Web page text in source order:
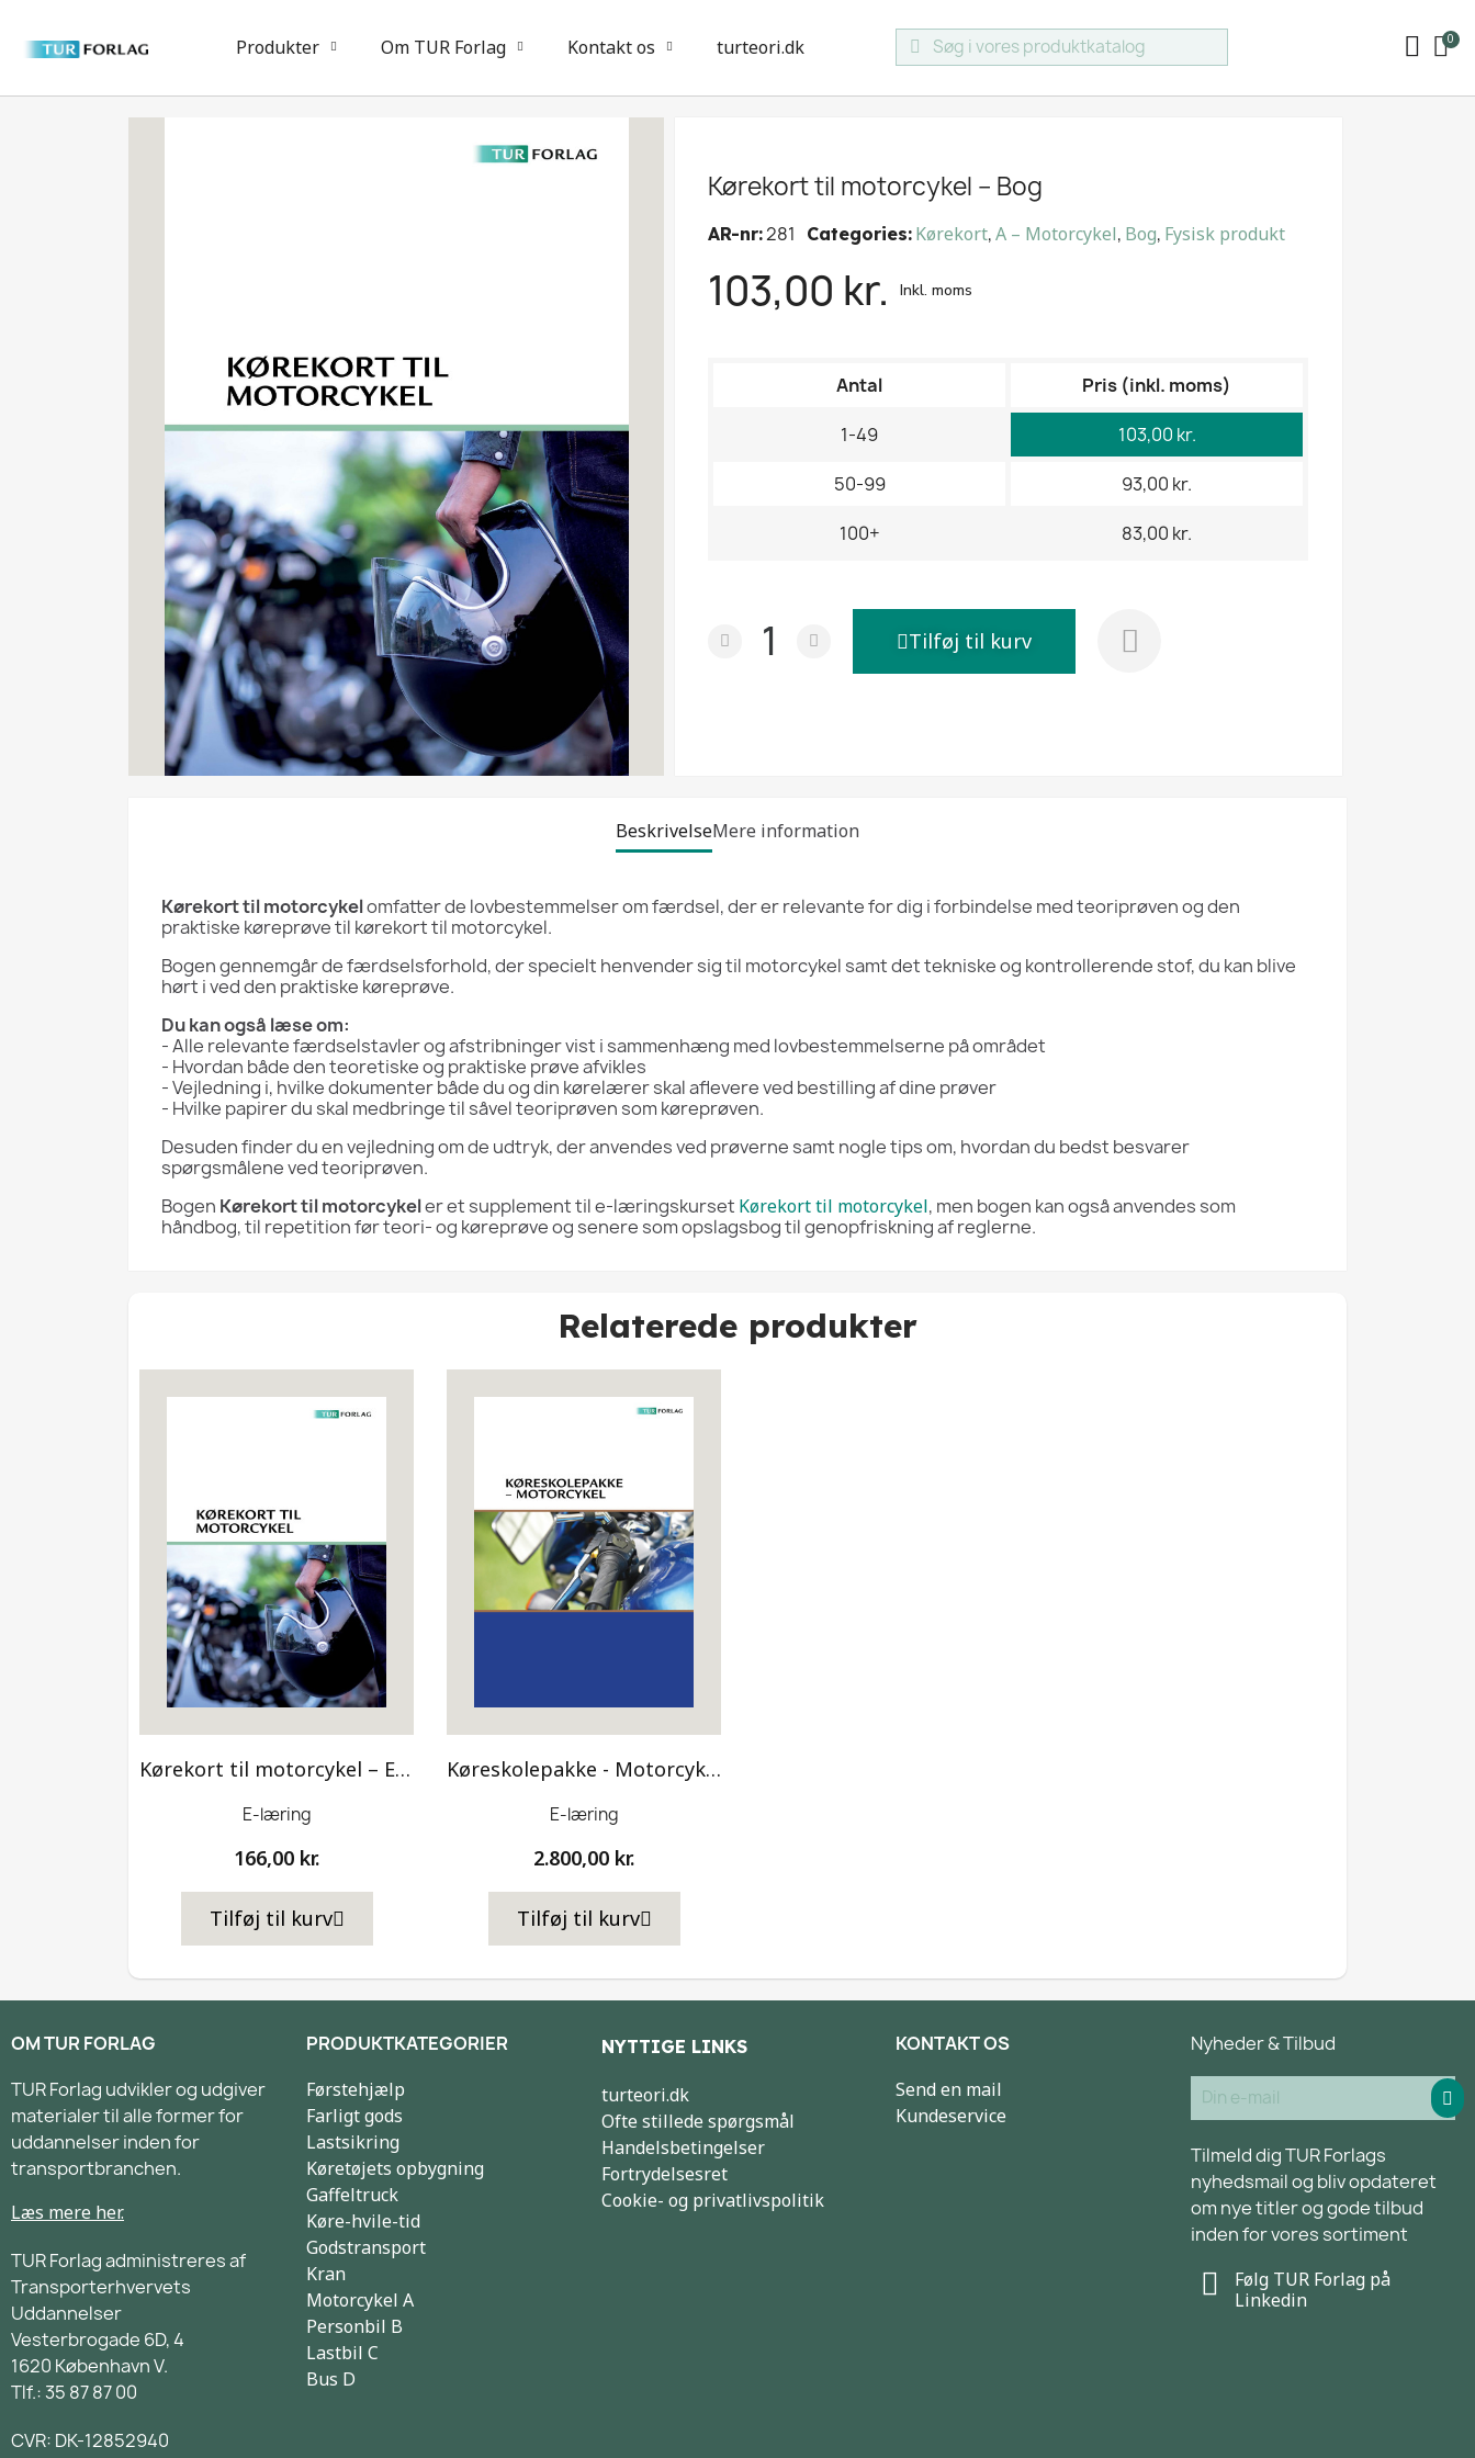
Produkter Om TUR Forlag Kontakt os turteori.dk
Kørekort til motorcykel – Bog
AR-nr 281 Categories Kørekort,A – Motorcykel, Bog, Fysisk produkt
103,00 kr. Inkl. moms
Antal Pris (inkl. moms)
1-49 103,00 kr.
50-99 93,00 kr.
100+ 83,00 kr.
Tilføj til kurv
BeskrivelseMere information
Kørekort til motorcykelomfatter de lovbestemmelser om færdsel, der er relevante for dig i forbindelse med teoriprøven og den
praktiske køreprøve til kørekort til motorcykel.
Bogen gennemgår de færdselsforhold, der specielt henvender sig til motorcykel samt det tekniske og kontrollerende stof, du kan blive
hørt i ved den praktiske køreprøve.
Du kan også læse om:
- Alle relevante færdselstavler og afstribninger vist i sammenhæng med lovbestemmelserne på området
- Hvordan både den teoretiske og praktiske prøve afvikles
- Vejledning i, hvilke dokumenter både du og din kørelærer skal aflevere ved bestilling af dine prøver
- Hvilke papirer du skal medbringe til såvel teoriprøven som køreprøven.
Desuden finder du en vejledning om de udtryk, der anvendes ved prøverne samt nogle tips om, hvordan du bedst besvarer
spørgsmålene ved teoriprøven.
Bogen Kørekort til motorcykeler et supplement til e-læringskurset Kørekort til motorcykel, men bogen kan også anvendes som
håndbog, til repetition før teori- og køreprøve og senere som opslagsbog til genopfriskning af reglerne.
Relaterede produkter
Kørekort til motorcykel – E-læring
E-læring
166,00 kr.
Tilføj til kurv
Køreskolepakke - Motorcykel
E-læring
2.800,00 kr.
Tilføj til kurv
OM TUR FORLAG
TUR Forlag udvikler og udgiver
materialer til alle former for
uddannelser inden for
transportbranchen.
Læs mere her.
TUR Forlag administreres af
Transporterhvervets
Uddannelser
Vesterbrogade 6D, 4
1620 København V.
Tlf.: 35 87 87 00
CVR: DK-12852940
PRODUKTKATEGORIER
Førstehjælp
Farligt gods
Lastsikring
Køretøjets opbygning
Gaffeltruck
Køre-hvile-tid
Godstransport
Kran
Motorcykel A
Personbil B
Lastbil C
Bus D
NYTTIGE LINKS
turteori.dk
Ofte stillede spørgsmål
Handelsbetingelser
Fortrydelsesret
Cookie- og privatlivspolitik
KONTAKT OS
Send en mail
Kundeservice
Nyheder & Tilbud
Tilmeld dig TUR Forlags
nyhedsmail og bliv opdateret
om nye titler og gode tilbud
inden for vores sortiment
Følg TUR Forlag på
Linkedin